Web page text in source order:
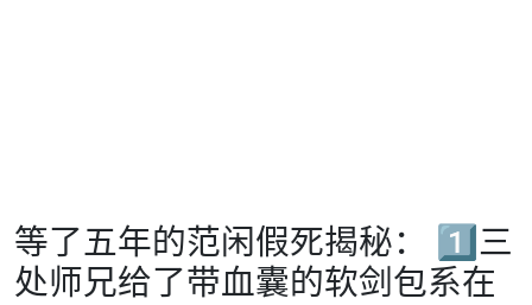
等了五年的范闲假死揭秘： 1️⃣三
处师兄给了带血囊的软剑包系在